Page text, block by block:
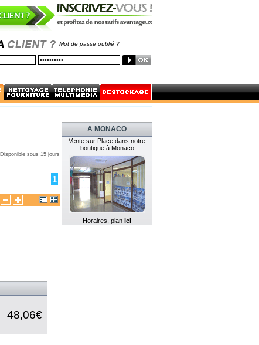
Mot de passe oublié ?
Disponible sous 15 jours
1
48,06€
A MONACO
Vente sur Place dans notre
boutique à Monaco
Horaires, plan ici